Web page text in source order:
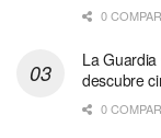
0
La
descubre
0